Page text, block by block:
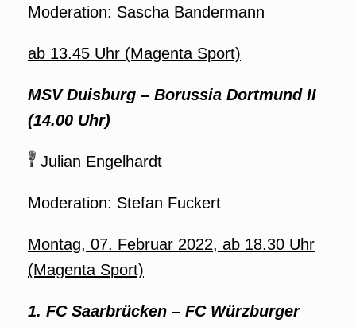
Moderation: Sascha Bandermann
ab 13.45 Uhr (Magenta Sport)
MSV Duisburg – Borussia Dortmund II
(14.00 Uhr)
Julian Engelhardt
Moderation: Stefan Fuckert
Montag, 07. Februar 2022, ab 18.30 Uhr
(Magenta Sport)
1. FC Saarbrücken – FC Würzburger